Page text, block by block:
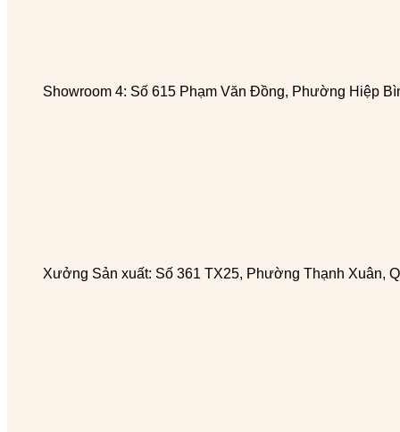
Showroom 4: Số 615 Phạm Văn Đồng, Phường Hiệp
Xưởng Sản xuất: Số 361 TX25, Phường Thạnh Xuân,